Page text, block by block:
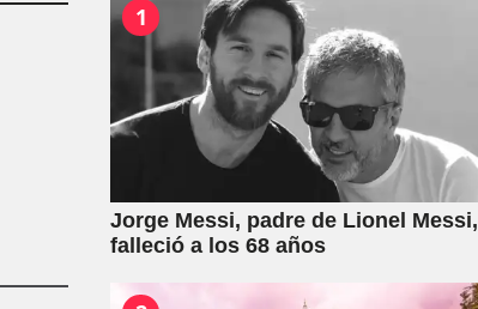
1
Jorge Messi, padre de Lionel Messi,
falleció a los 68 años